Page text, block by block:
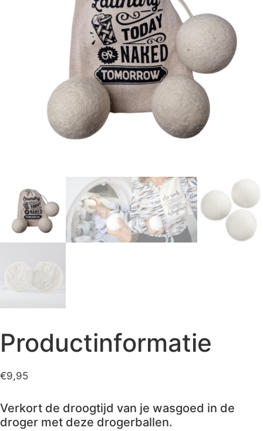
Productinformatie
€9,95
Verkort de droogtijd van je wasgoed in de
droger met deze drogerballen.